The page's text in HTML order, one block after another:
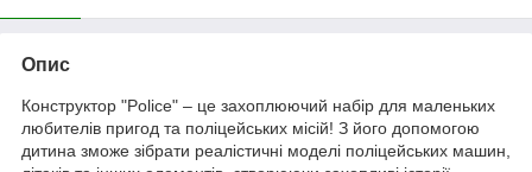
Опис
Конструктор "Police" – це захоплюючий набір для маленьких
любителів пригод та поліцейських місій! З його допомогою
дитина зможе зібрати реалістичні моделі поліцейських машин,